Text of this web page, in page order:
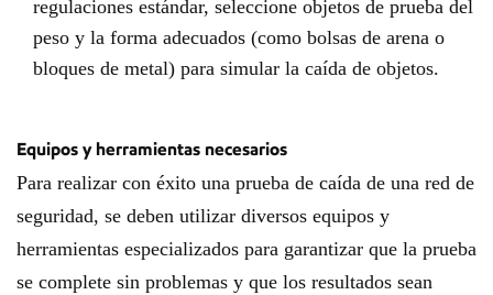
regulaciones estándar, seleccione objetos de prueba del
peso y la forma adecuados (como bolsas de arena o
bloques de metal) para simular la caída de objetos.
Equipos y herramientas necesarios
Para realizar con éxito una prueba de caída de una red de
seguridad, se deben utilizar diversos equipos y
herramientas especializados para garantizar que la prueba
se complete sin problemas y que los resultados sean